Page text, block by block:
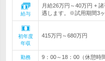
給与
月給26万円～40万円 +
遇します。※試用期間3
初年度
年収
415万円～680万円
勤務
9：00～18：00（休憩時